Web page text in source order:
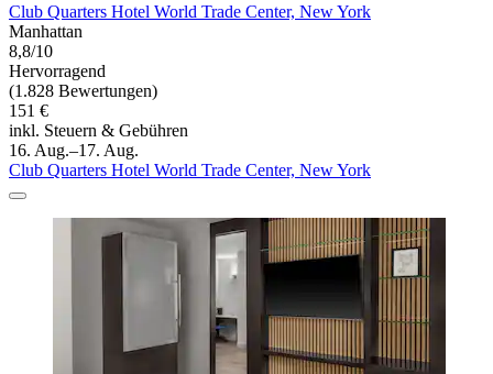
Club Quarters Hotel World Trade Center, New York
Manhattan
8,8/10
Hervorragend
(1.828 Bewertungen)
151 €
inkl. Steuern & Gebühren
16. Aug.–17. Aug.
Club Quarters Hotel World Trade Center, New York